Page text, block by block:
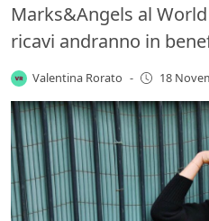
Marks&Angels al
ricavi andranno in
Valentina Rorato - 18